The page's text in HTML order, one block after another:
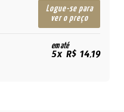
Logue-se para
ver o preço
em até
5x R$ 14,19